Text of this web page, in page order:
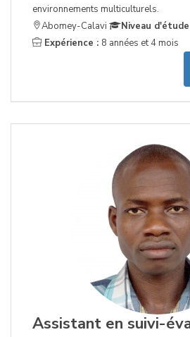
environnements multiculturels.
Abomey-Calavi
Niveau
Expérience : 8 années et 4 mois
Assistant en suivi-